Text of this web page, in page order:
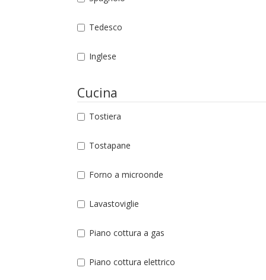
Tedesco
Inglese
Cucina
Tostiera
Tostapane
Forno a microonde
Lavastoviglie
Piano cottura a gas
Piano cottura elettrico